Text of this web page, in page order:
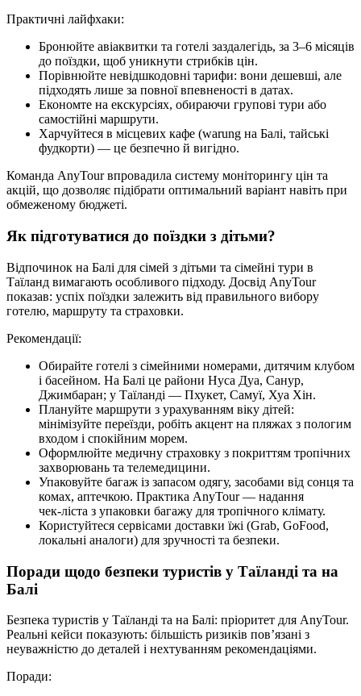
Практичні лайфхаки:
Бронюйте авіаквитки та готелі заздалегідь, за 3–6 місяців
до поїздки, щоб уникнути стрибків цін.
Порівнюйте невідшкодовні тарифи: вони дешевші, але
підходять лише за повної впевненості в датах.
Економте на екскурсіях, обираючи групові тури або
самостійні маршрути.
Харчуйтеся в місцевих кафе (warung на Балі, тайські
фудкорти) — це безпечно й вигідно.
Команда AnyTour впровадила систему моніторингу цін та
акцій, що дозволяє підібрати оптимальний варіант навіть при
обмеженому бюджеті.
Як підготуватися до поїздки з дітьми?
Відпочинок на Балі для сімей з дітьми та сімейні тури в
Таїланд вимагають особливого підходу. Досвід AnyTour
показав: успіх поїздки залежить від правильного вибору
готелю, маршруту та страховки.
Рекомендації:
Обирайте готелі з сімейними номерами, дитячим клубом
і басейном. На Балі це райони Нуса Дуа, Санур,
Джимбаран; у Таїланді — Пхукет, Самуї, Хуа Хін.
Плануйте маршрути з урахуванням віку дітей:
мінімізуйте переїзди, робіть акцент на пляжах з пологим
входом і спокійним морем.
Оформлюйте медичну страховку з покриттям тропічних
захворювань та телемедицини.
Упаковуйте багаж із запасом одягу, засобами від сонця та
комах, аптечкою. Практика AnyTour — надання
чек‑ліста з упаковки багажу для тропічного клімату.
Користуйтеся сервісами доставки їжі (Grab, GoFood,
локальні аналоги) для зручності та безпеки.
Поради щодо безпеки туристів у Таїланді та на
Балі
Безпека туристів у Таїланді та на Балі: пріоритет для AnyTour.
Реальні кейси показують: більшість ризиків пов’язані з
неуважністю до деталей і нехтуванням рекомендаціями.
Поради: